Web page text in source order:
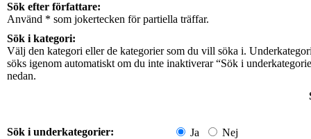
Sök efter författare:
Använd * som jokertecken för partiella träffar.
Sök i kategori:
Välj den kategori eller de kategorier som du vill söka i.
söks igenom automatiskt om du inte inaktiverar “Sök i
nedan.
Sök i underkategorier: Ja Nej